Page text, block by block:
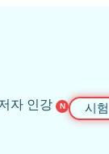
자 인강 N 시